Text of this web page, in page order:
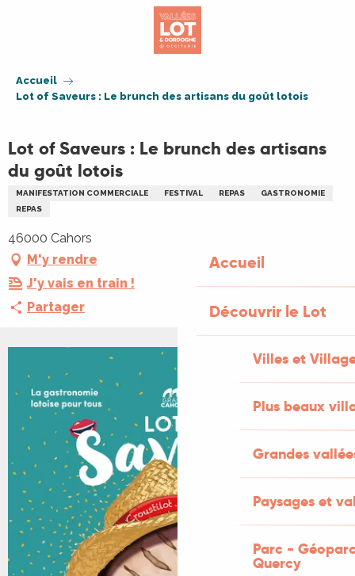
Accueil
Découvrir le Lot
Villes et
Plus beaux
Grandes
Paysages et
Parc -
Quercy
Accueil
Lot of Saveurs : Le brunch des artisans du goût lotois
Lot of Saveurs : Le brunch des artisans
du goût lotois
MANIFESTATION COMMERCIALE FESTIVAL REPAS
GASTRONOMIE
REPAS
46000 Cahors
M'y rendre
J'y vais en train !
Partager